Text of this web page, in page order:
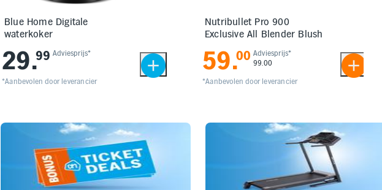
Blue Home Digitale
waterkoker
29.99 Adviesprijs*
*Aanbevolen door leverancier
Nutribullet Pro 900
Exclusive All Blender Blush
59.00 Adviesprijs*
99.00
*Aanbevolen door leverancier